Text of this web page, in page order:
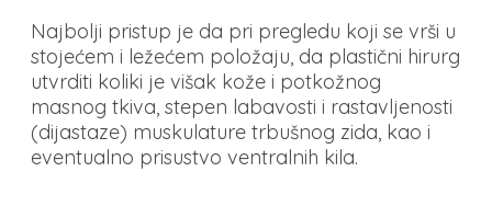
Najbolji pristup je da pri pregledu koji se vrši u
stojećem i ležećem položaju, da plastični hirurg
utvrditi koliki je višak kože i potkožnog
masnog tkiva, stepen labavosti i rastavljenosti
(dijastaze) muskulature trbušnog zida, kao i
eventualno prisustvo ventralnih kila.